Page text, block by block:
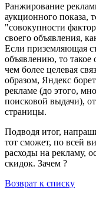
Ранжирование
аукционного показа,
"совокупности
своего объявления,
Если приземляющая
объявлению, то такое
чем более целевая
образом, Яндекс
рекламе (до этого,
поисковой выдачи),
страницы.
Подводя итог,
тот сможет, по всей
расходы на рекламу,
скидок. Зачем ?
Возврат к списку